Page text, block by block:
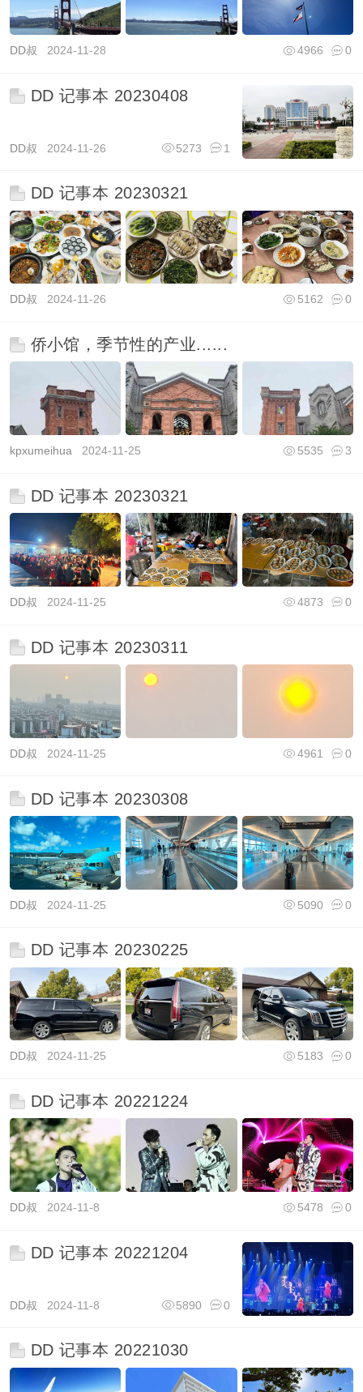
DD叔 2024-11-28 0
4966
DD 记事本 20230408
DD叔 2024-11-26 1
5273
DD 记事本 20230321
DD叔 2024-11-26 0
5162
侨小馆，季节性的产业......
kpxumeihua 2024-11-25 3
5535
DD 记事本 20230321
DD叔 2024-11-25 0
4873
DD 记事本 20230311
DD叔 2024-11-25 0
4961
DD 记事本 20230308
DD叔 2024-11-25 0
5090
DD 记事本 20230225
DD叔 2024-11-25 0
5183
DD 记事本 20221224
DD叔 2024-11-8 0
5478
DD 记事本 20221204
DD叔 2024-11-8 0
5890
DD 记事本 20221030